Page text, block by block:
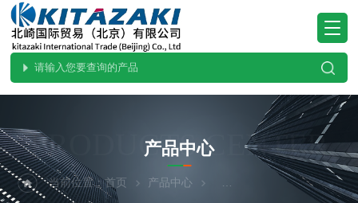
PRODUCTS CENTER
产品中心
当前位置：首页 产品中心 热卖！YAZAWA矢泽科学